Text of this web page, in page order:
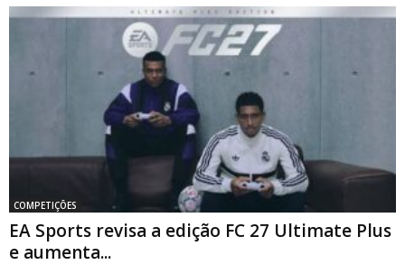
COMPETIÇÕES
EA Sports revisa a edição FC 27 Ultimate Plus
e aumenta...